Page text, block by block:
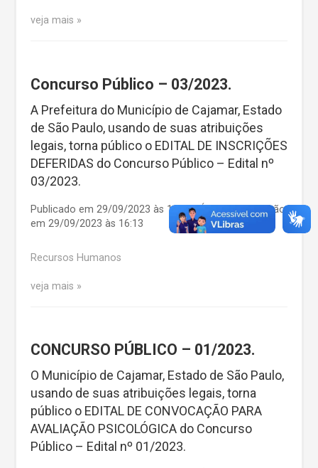
veja mais
Concurso Público – 03/2023.
A Prefeitura do Município de Cajamar, Estado
de São Paulo, usando de suas atribuições
legais, torna público o EDITAL DE INSCRIÇÕES
DEFERIDAS do Concurso Público – Edital nº
03/2023.
Publicado em 29/09/2023 às 16:13 | Última atualização
em 29/09/2023 às 16:13
Recursos Humanos
veja mais
CONCURSO PÚBLICO – 01/2023.
O Município de Cajamar, Estado de São Paulo,
usando de suas atribuições legais, torna
público o EDITAL DE CONVOCAÇÃO PARA
AVALIAÇÃO PSICOLÓGICA do Concurso
Público – Edital nº 01/2023.